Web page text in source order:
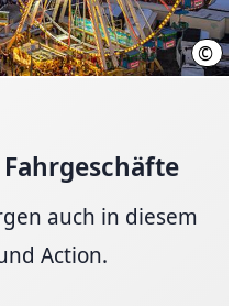
©
auch in diesem
Action.